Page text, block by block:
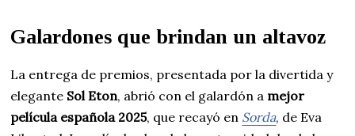
Galardones que brindan un altavoz
La entrega de premios, presentada por la divertida y
elegante Sol Eton, abrió con el galardón a mejor
película española 2025, que recayó en Sorda, de Eva